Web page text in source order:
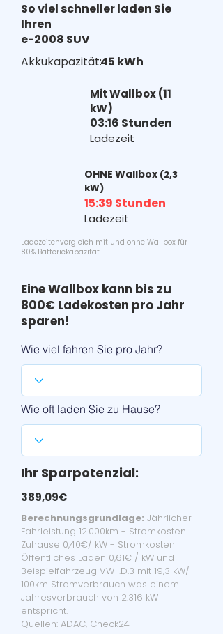
So viel schneller laden Sie
Ihren
e-2008 SUV
Akkukapazität:45 kWh
Mit Wallbox (11
kW)
03:16 Stunden
Ladezeit
OHNE Wallbox (2,3
kW)
15:39 Stunden
Ladezeit
Ladezeitenvergleich mit und ohne Wallbox für
80% Batteriekapazität
Eine Wallbox kann bis zu
800€ Ladekosten pro Jahr
sparen!
Wie viel fahren Sie pro Jahr?
Wie oft laden Sie zu Hause?
Ihr Sparpotenzial:
389,09€
Berechnungsgrundlage: Jährlicher
Fahrleistung 12.000km - Stromkosten
Zuhause 0,40€/ kW - Stromkosten
Öffentliches Laden 0,61€ / kW und
Beispielfahrzeug VW I.D.3 mit 19,3 kW/
100km Stromverbrauch was einem
Jahresverbrauch von 2.316 kW
entspricht.
Quellen: ADAC, Check24